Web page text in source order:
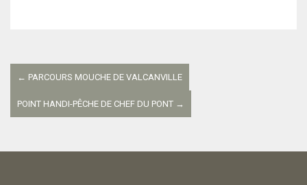
entre
les
← PARCOURS MOUCHE DE VALCANVILLE
POINT HANDI-PÊCHE DE CHEF DU PONT →